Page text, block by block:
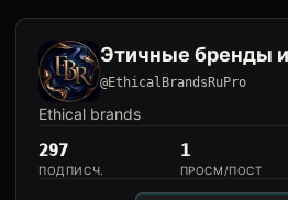
Этичные бренды
@EthicalBrandsRuPro
Ethical brands
297
ПОДПИСЧ.
1
ПРОСМ/ПОСТ